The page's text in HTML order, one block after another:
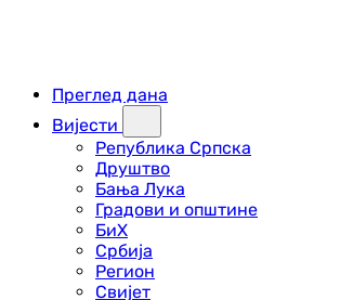
Преглед дана
Вијести
Република Српска
Друштво
Бања Лука
Градови и општине
БиХ
Србија
Регион
Свијет